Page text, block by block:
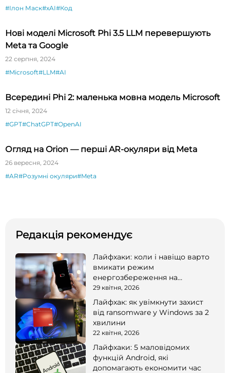
#Ілон Маск#xAI#Код
Нові моделі Microsoft Phi 3.5 LLM перевершують
Meta та Google
22 серпня, 2024
#Microsoft#LLM#AI
Всередині Phi 2: маленька мовна модель Microsoft
12 січня, 2024
#GPT#ChatGPT#OpenAI
Огляд на Orion — перші AR-окуляри від Meta
26 вересня, 2024
#AR#Розумні окуляри#Meta
Редакція рекомендує
Лайфхаки: коли і навіщо варто
вмикати режим
енергозбереження на
смартфоні
29 квітня, 2026
Лайфхак: як увімкнути захист
від ransomware у Windows за 2
хвилини
22 квітня, 2026
Лайфхаки: 5 маловідомих
функцій Android, які
допомагають економити час